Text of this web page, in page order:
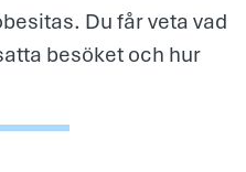
Du får veta vad
besöket och hur